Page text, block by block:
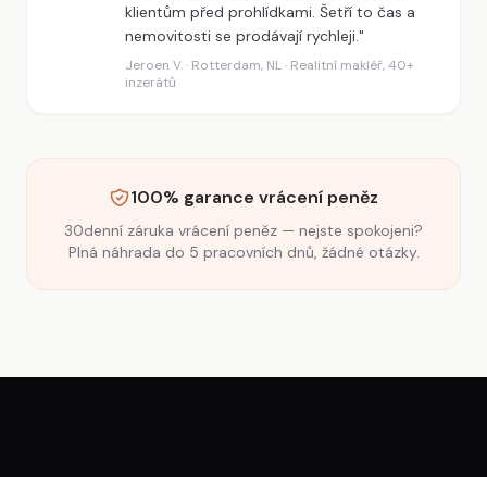
klientům před prohlídkami. Šetří to čas a
nemovitosti se prodávají rychleji."
Jeroen V. · Rotterdam, NL · Realitní makléř, 40+
inzerátů
100% garance vrácení peněz
30denní záruka vrácení peněz — nejste spokojeni?
Plná náhrada do 5 pracovních dnů, žádné otázky.